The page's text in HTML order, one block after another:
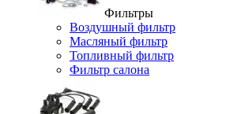
Фильтры
Воздушный фильтр
Масляный фильтр
Топливный фильтр
Фильтр салона